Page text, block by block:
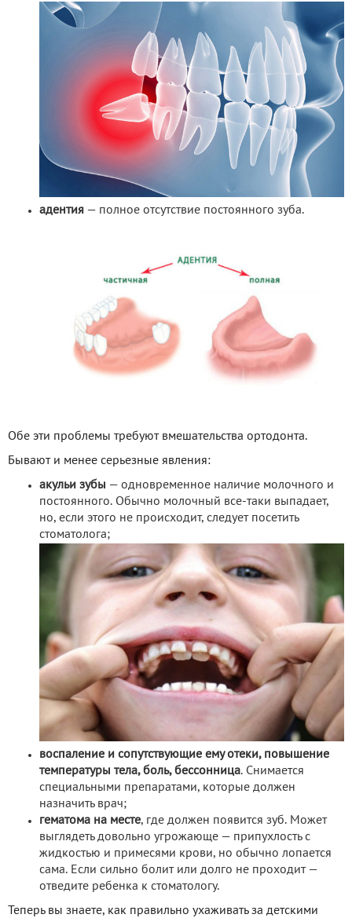
адентия — полное отсутствие постоянного зуба.
Обе эти проблемы требуют вмешательства ортодонта.
Бывают и менее серьезные явления:
акульи зубы — одновременное наличие молочного и
постоянного. Обычно молочный все-таки выпадает,
но, если этого не происходит, следует посетить
стоматолога;
воспаление и сопутствующие ему отеки, повышение
температуры тела, боль, бессонница. Снимается
специальными препаратами, которые должен
назначить врач;
гематома на месте, где должен появится зуб. Может
выглядеть довольно угрожающе — припухлость с
жидкостью и примесями крови, но обычно лопается
сама. Если сильно болит или долго не проходит —
отведите ребенка к стоматологу.
Теперь вы знаете, как правильно ухаживать за детскими